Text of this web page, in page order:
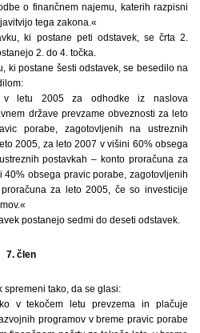
o finančnem najemu, katerih razpisni
tega zakona.«
ki postane peti odstavek, se črta 2.
2. do 4. točka.
ki postane šesti odstavek, se besedilo na
v letu 2005 za odhodke iz naslova
države prevzame obveznosti za leto
porabe, zagotovljenih na ustreznih
2005, za leto 2007 v višini 60% obsega
postavkah – konto proračuna za
obsega pravic porabe, zagotovljenih
za leto 2005, če so investicije
postanejo sedmi do deseti odstavek.
7. člen
spremeni tako, da se glasi:
v tekočem letu prevzema in plačuje
programov v breme pravic porabe